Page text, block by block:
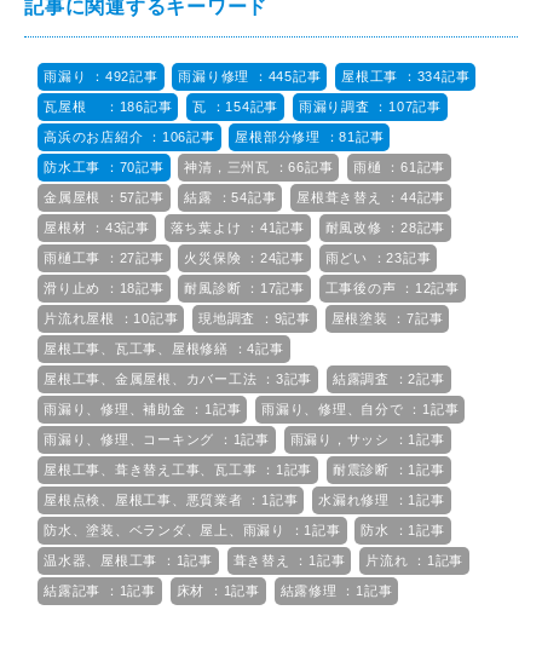
記事に関連するキーワード
雨漏り ：492記事 雨漏り修理 ：445記事 屋根工事 ：334記事
瓦屋根 ：186記事 瓦 ：154記事 雨漏り調査 ：107記事
高浜のお店紹介 ：106記事 屋根部分修理 ：81記事
防水工事 ：70記事 神清，三州瓦 ：66記事 雨樋 ：61記事
金属屋根 ：57記事 結露 ：54記事 屋根葺き替え ：44記事
屋根材 ：43記事 落ち葉よけ ：41記事 耐風改修 ：28記事
雨樋工事 ：27記事 火災保険 ：24記事 雨どい ：23記事
滑り止め ：18記事 耐風診断 ：17記事 工事後の声 ：12記事
片流れ屋根 ：10記事 現地調査 ：9記事 屋根塗装 ：7記事
屋根工事、瓦工事、屋根修繕 ：4記事
屋根工事、金属屋根、カバー工法 ：3記事 結露調査 ：2記事
雨漏り、修理、補助金 ：1記事 雨漏り、修理、自分で ：1記事
雨漏り、修理、コーキング ：1記事 雨漏り，サッシ ：1記事
屋根工事、葺き替え工事、瓦工事 ：1記事 耐震診断 ：1記事
屋根点検、屋根工事、悪質業者 ：1記事 水漏れ修理 ：1記事
防水、塗装、ベランダ、屋上、雨漏り ：1記事 防水 ：1記事
温水器、屋根工事 ：1記事 葺き替え ：1記事 片流れ ：1記事
結露記事 ：1記事 床材 ：1記事 結露修理 ：1記事